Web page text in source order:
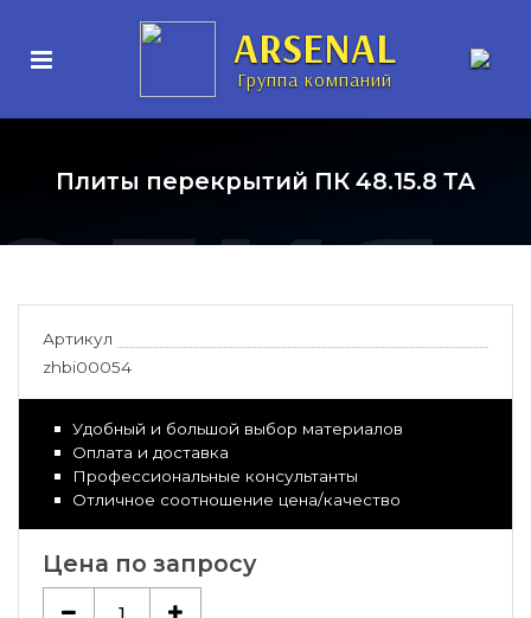
ARSENAL
Группа компаний
Плиты перекрытий ПК 48.15.8 ТА
Артикул
zhbi00054
Удобный и большой выбор материалов
Оплата и доставка
Профессиональные консультанты
Отличное соотношение цена/качество
Цена по запросу
1